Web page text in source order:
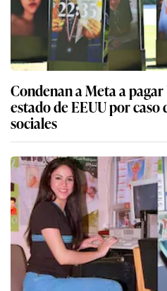
Condenan a Meta a
estado de EEUU por
sociales